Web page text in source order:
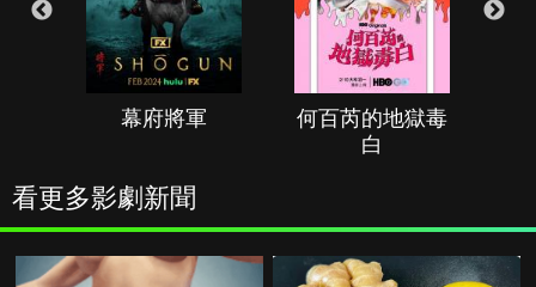
幕府將軍
何百芮的地獄毒
白
看更多影劇新聞